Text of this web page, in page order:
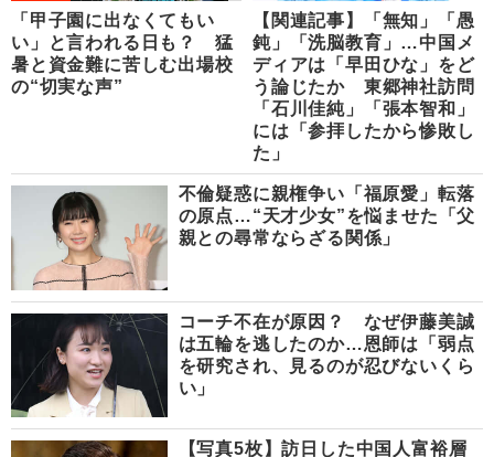
「甲子園に出なくてもい
い」と言われる日も？ 猛
暑と資金難に苦しむ出場校
の“切実な声”
【関連記事】「無知」「愚
鈍」「洗脳教育」…中国メ
ディアは「早田ひな」をど
う論じたか 東郷神社訪問
「石川佳純」「張本智和」
には「参拝したから惨敗し
た」
不倫疑惑に親権争い「福原愛」転落
の原点…“天才少女”を悩ませた「父
親との尋常ならざる関係」
コーチ不在が原因？ なぜ伊藤美誠
は五輪を逃したのか…恩師は「弱点
を研究され、見るのが忍びないくら
い」
【写真5枚】訪日した中国人富裕層